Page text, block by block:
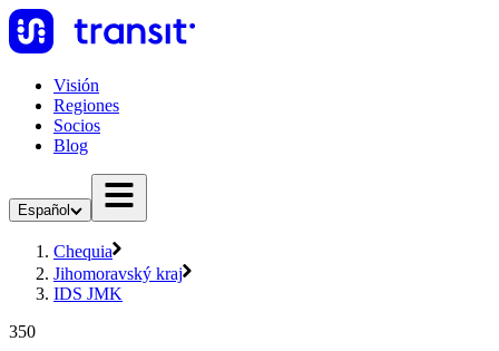
Visión
Regiones
Socios
Blog
Español
Chequia
Jihomoravský kraj
IDS JMK
350